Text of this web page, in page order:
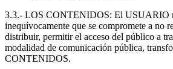
3.3.- LOS CONTENIDOS: El USUARIO
inequívocamente que se compromete a no
distribuir, permitir el acceso del público a
modalidad de comunicación pública,
CONTENIDOS.